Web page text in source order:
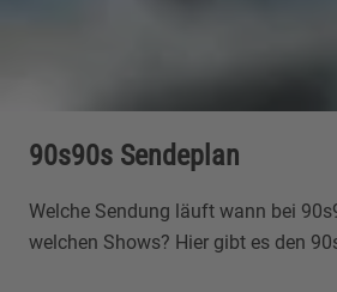
90s90s Sendeplan
Welche Sendung läuft wann bei
welchen Shows? Hier gibt es den